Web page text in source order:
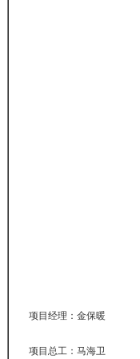
项目经理：金保暖
项目总工：马海卫